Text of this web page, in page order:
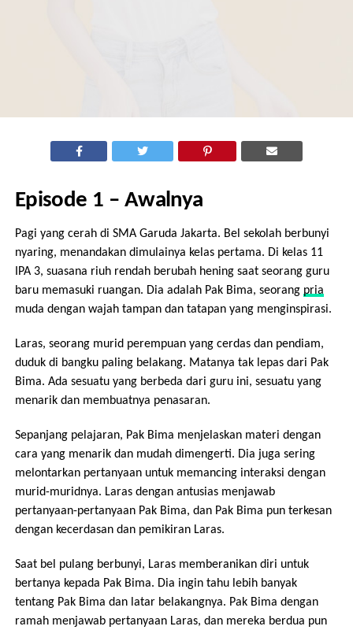
Episode 1 – Awalnya
Pagi yang cerah di SMA Garuda Jakarta. Bel sekolah berbunyi
nyaring, menandakan dimulainya kelas pertama. Di kelas 11
IPA 3, suasana riuh rendah berubah hening saat seorang guru
baru memasuki ruangan. Dia adalah Pak Bima, seorang pria
muda dengan wajah tampan dan tatapan yang menginspirasi.
Laras, seorang murid perempuan yang cerdas dan pendiam,
duduk di bangku paling belakang. Matanya tak lepas dari Pak
Bima. Ada sesuatu yang berbeda dari guru ini, sesuatu yang
menarik dan membuatnya penasaran.
Sepanjang pelajaran, Pak Bima menjelaskan materi dengan
cara yang menarik dan mudah dimengerti. Dia juga sering
melontarkan pertanyaan untuk memancing interaksi dengan
murid-muridnya. Laras dengan antusias menjawab
pertanyaan-pertanyaan Pak Bima, dan Pak Bima pun terkesan
dengan kecerdasan dan pemikiran Laras.
Saat bel pulang berbunyi, Laras memberanikan diri untuk
bertanya kepada Pak Bima. Dia ingin tahu lebih banyak
tentang Pak Bima dan latar belakangnya. Pak Bima dengan
ramah menjawab pertanyaan Laras, dan mereka berdua pun